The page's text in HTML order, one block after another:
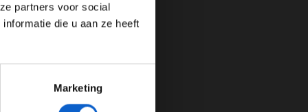
partners voor social
die u aan ze heeft
Marketing